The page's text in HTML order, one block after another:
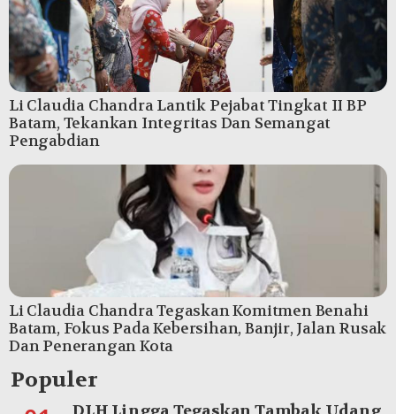
Li Claudia Chandra Lantik Pejabat Tingkat II BP
Batam, Tekankan Integritas Dan Semangat
Pengabdian
Li Claudia Chandra Tegaskan Komitmen Benahi
Batam, Fokus Pada Kebersihan, Banjir, Jalan Rusak
Dan Penerangan Kota
Populer